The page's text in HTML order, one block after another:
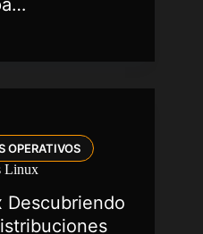
OPERATIVOS
Linux
Descubriendo